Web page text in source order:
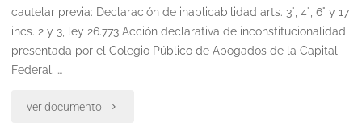
deudor
moroso
pague
cautelar previa: Declaración de inaplicabilidad arts. 3°, 4°, 6° y 17
incs. 2 y 3, ley 26.773 Acción declarativa de inconstitucionalidad
presentada por el Colegio Público de Abogados de la Capital
Federal. …
ver documento "Acción